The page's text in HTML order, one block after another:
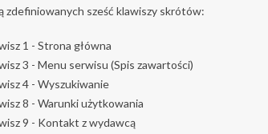
zdefiniowanych sześć klawiszy skrótów:
1 - Strona główna
3 - Menu serwisu (Spis zawartości)
4 - Wyszukiwanie
8 - Warunki użytkowania
9 - Kontakt z wydawcą